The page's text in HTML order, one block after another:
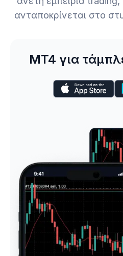
ανταποκρίνεται στο
MT4 για